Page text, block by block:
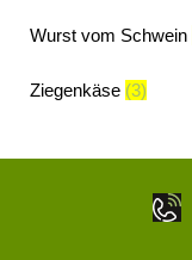
Wurst vom Schwein
Ziegenkäse (3)